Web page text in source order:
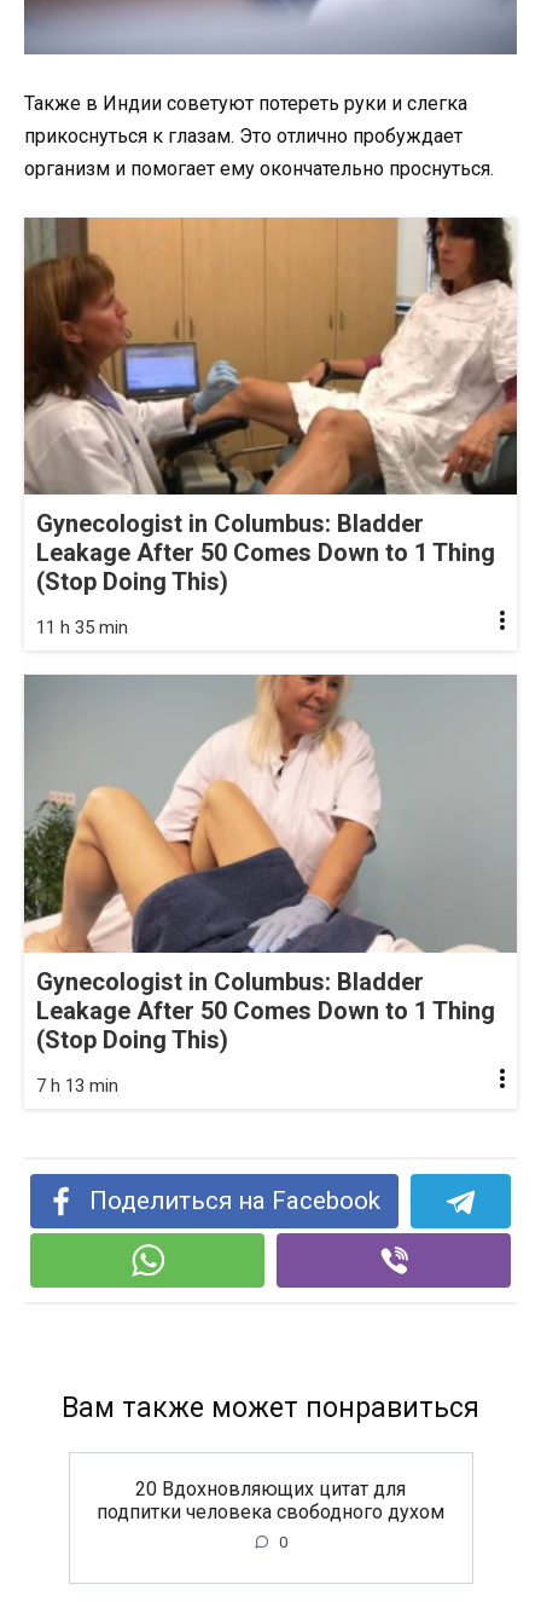
Также в Индии советуют потереть руки и слегка
прикоснуться к глазам. Это отлично пробуждает
организм и помогает ему окончательно проснуться.
Gynecologist in Columbus: Bladder
Leakage After 50 Comes Down to 1 Thing
(Stop Doing This)
11 h 35 min
Gynecologist in Columbus: Bladder
Leakage After 50 Comes Down to 1 Thing
(Stop Doing This)
7 h 13 min
Поделиться на Facebook
Вам также может понравиться
20 Вдохновляющих цитат для
подпитки человека свободного духом
0